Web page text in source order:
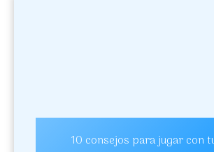
10 consejos para jugar con